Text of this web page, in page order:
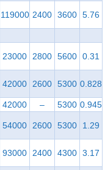
119000 2400 3600 5.76
23000 2800 5600 0.31
42000 2600 5300 0.828
42000 – 5300 0.945
54000 2600 5300 1.29
93000 2400 4300 3.17